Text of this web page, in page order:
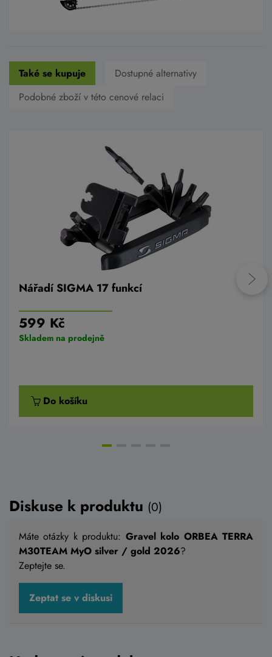
Také se kupuje
Dostupné alternativy
Podobné zboží v této cenové relaci
Nářadí SIGMA 17 funkcí
599 Kč
Skladem na prodejně
Do košíku
Gravel kolo ORBEA TERRA M30TEAM 1X
MyO black / metallic gold send 2026
Gravel kolo Cube NUROAD C:62 PRO
swimmingpool´n´black 2026
Diskuse k produktu (0)
Máte otázky k produktu: Gravel kolo ORBEA TERRA
M30TEAM MyO silver / gold 2026?
Zeptejte se.
Zeptat se v diskusi